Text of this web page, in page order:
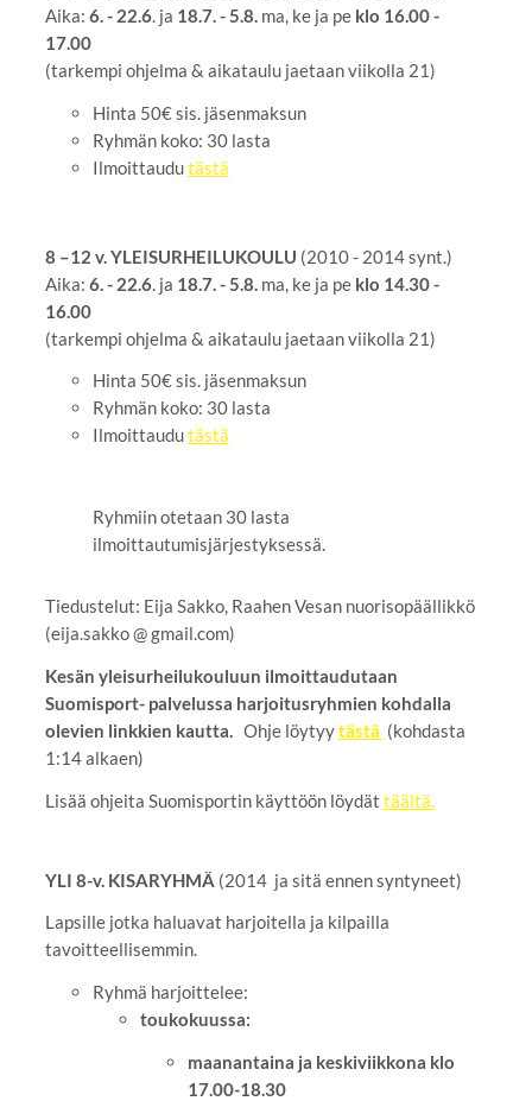
Aika: 6. - 22.6. ja 18.7. - 5.8. ma, ke ja pe klo 16.00 -
17.00
(tarkempi ohjelma & aikataulu jaetaan viikolla 21)
Hinta 50€ sis. jäsenmaksun
Ryhmän koko: 30 lasta
Ilmoittaudutästä
8 –12 v. YLEISURHEILUKOULU (2010 - 2014 synt.)
Aika: 6. - 22.6. ja 18.7. - 5.8. ma, ke ja pe klo 14.30 -
16.00
(tarkempi ohjelma & aikataulu jaetaan viikolla 21)
Hinta 50€ sis. jäsenmaksun
Ryhmän koko: 30 lasta
Ilmoittaudutästä
Ryhmiin otetaan 30 lasta
ilmoittautumisjärjestyksessä.
Tiedustelut: Eija Sakko, Raahen Vesan nuorisopäällikkö
(eija.sakko @ gmail.com)
Kesän yleisurheilukouluun ilmoittaudutaan
Suomisport- palvelussa harjoitusryhmien kohdalla
olevien linkkien kautta. Ohje löytyytästä (kohdasta
1:14 alkaen)
Lisää ohjeita Suomisportin käyttöön löydät täältä.
YLI 8-v. KISARYHMÄ (2014 ja sitä ennen syntyneet)
Lapsille jotka haluavat harjoitella ja kilpailla
tavoitteellisemmin.
Ryhmä harjoittelee:
toukokuussa:
maanantaina ja keskiviikkona klo
17.00-18.30